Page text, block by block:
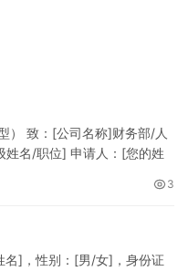
） 致：[公司名称]财务部/人
姓名/职位] 申请人：[您的姓
3
名]，性别：[男/女]，身份证